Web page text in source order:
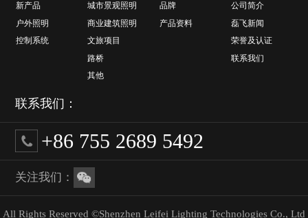
新产品
户外照明
控制系统
城市景观照明
商业建筑照明
文旅项目
路桥
其他
品牌
产品资料
公司简介
磊飞新闻
荣誉及认证
联系我们
联系我们：
+86 755 2689 5492
关注我们：
All Rights Reserved ©Shenzhen Leifei Lighting Technologies Co., Ltd